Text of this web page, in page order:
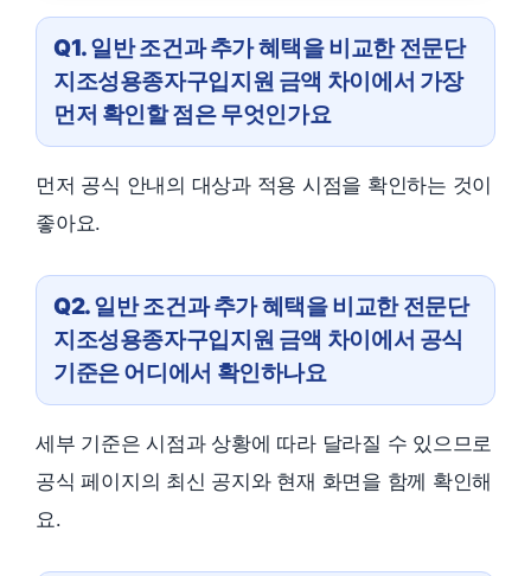
Q1. 일반 조건과 추가 혜택을 비교한 전문단
지조성용종자구입지원 금액 차이에서 가장
먼저 확인할 점은 무엇인가요
먼저 공식 안내의 대상과 적용 시점을 확인하는 것이
좋아요.
Q2. 일반 조건과 추가 혜택을 비교한 전문단
지조성용종자구입지원 금액 차이에서 공식
기준은 어디에서 확인하나요
세부 기준은 시점과 상황에 따라 달라질 수 있으므로
공식 페이지의 최신 공지와 현재 화면을 함께 확인해
요.